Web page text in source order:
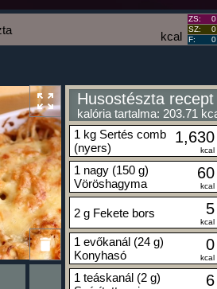
kcal
ZS:
0
SZ:
0
F:
0
Husostészta recept
kalória tartalma: 203.71
1 kg Sertés comb
(nyers)
1,630
kcal
1 nagy (150 g)
Vöröshagyma
60
kcal
2 g Fekete bors 5
kcal
1 evőkanál (24 g)
Konyhasó
0
kcal
1 teáskanál (2 g)
6